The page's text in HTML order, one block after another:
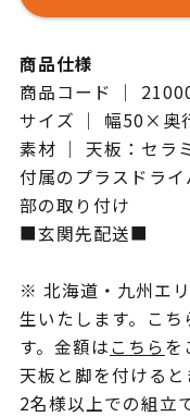
商品仕様
商品コード ｜
サイズ ｜ 幅50×奥
素材 ｜ 天板：セラ
付属のプラスドラ
部の取り付け
■玄関先配送■
※ 北海道・九州エ
生いたします。こ
す。金額はこちらを
天板と脚を付けると
2名様以上での組立